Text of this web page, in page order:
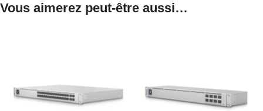
Vous aimerez peut-être aussi…